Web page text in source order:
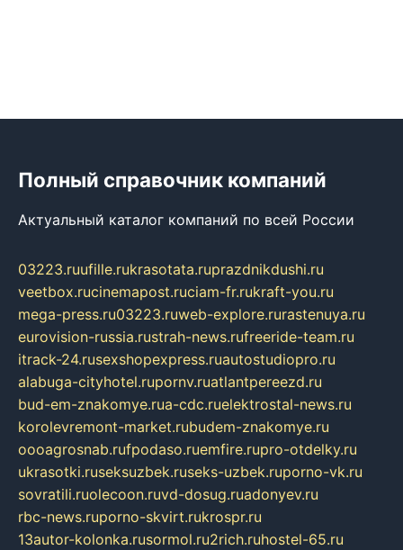
Полный справочник компаний
Актуальный каталог компаний по всей России
03223.ruufille.rukrasotata.ruprazdnikdushi.ru
veetbox.rucinemapost.ruciam-fr.rukraft-you.ru
mega-press.ru03223.ruweb-explore.rurastenuya.ru
eurovision-russia.rustrah-news.rufreeride-team.ru
itrack-24.rusexshopexpress.ruautostudiopro.ru
alabuga-cityhotel.rupornv.ruatlantpereezd.ru
bud-em-znakomye.rua-cdc.ruelektrostal-news.ru
korolevremont-market.rubudem-znakomye.ru
oooagrosnab.rufpodaso.ruemfire.rupro-otdelky.ru
ukrasotki.ruseksuzbek.ruseks-uzbek.ruporno-vk.ru
sovratili.ruolecoon.ruvd-dosug.ruadonyev.ru
rbc-news.ruporno-skvirt.rukrospr.ru
13autor-kolonka.rusormol.ru2rich.ruhostel-65.ru